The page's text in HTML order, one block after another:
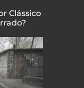
Clássico